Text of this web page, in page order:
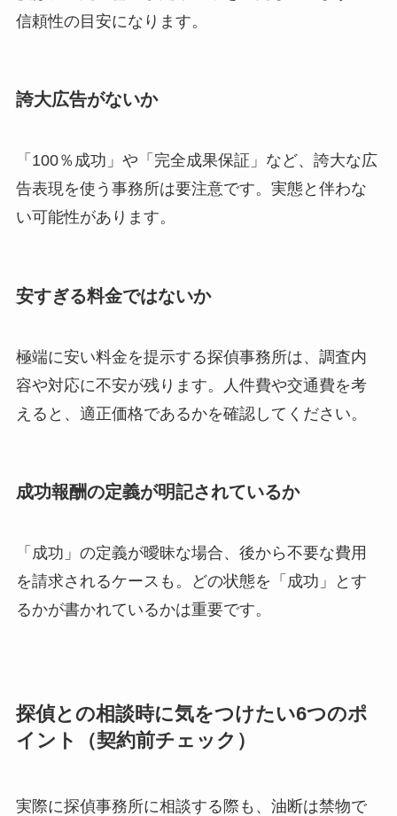
信頼性の目安になります。
誇大広告がないか
「100％成功」や「完全成果保証」など、誇大な広
告表現を使う事務所は要注意です。実態と伴わな
い可能性があります。
安すぎる料金ではないか
極端に安い料金を提示する探偵事務所は、調査内
容や対応に不安が残ります。人件費や交通費を考
えると、適正価格であるかを確認してください。
成功報酬の定義が明記されているか
「成功」の定義が曖昧な場合、後から不要な費用
を請求されるケースも。どの状態を「成功」とす
るかが書かれているかは重要です。
探偵との相談時に気をつけたい6つのポ
イント（契約前チェック）
実際に探偵事務所に相談する際も、油断は禁物で